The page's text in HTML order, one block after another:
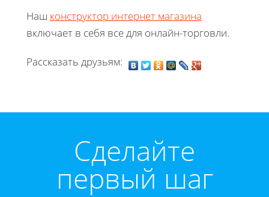
Наш конструктор интернет магазина
включает в себя все для онлайн-торговли.
Рассказать друзьям:
Cделайте
первый шаг